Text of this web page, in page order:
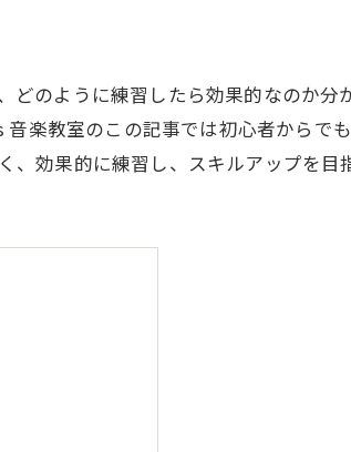
のように練習したら効果的なのか分
楽教室のこの記事では初心者からで
効果的に練習し、スキルアップを目